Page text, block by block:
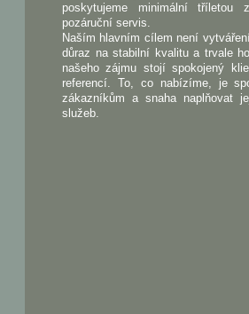
poskytujeme minimální tříletou
pozáruční servis.
Naším hlavním cílem není
důraz na stabilní kvalitu a trvale
našeho zájmu stojí spokojený
referencí. To, co nabízíme, je
zákazníkům a snaha naplňovat
služeb.